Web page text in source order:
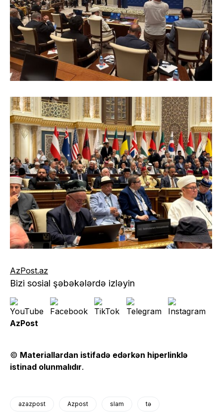
AzPost.az
Bizi sosial şəbəkələrdə izləyin
AzPost
© Materiallardan istifadə edərkən hiperlinklə
istinad olunmalıdır.
azazpost Azpost slam tə